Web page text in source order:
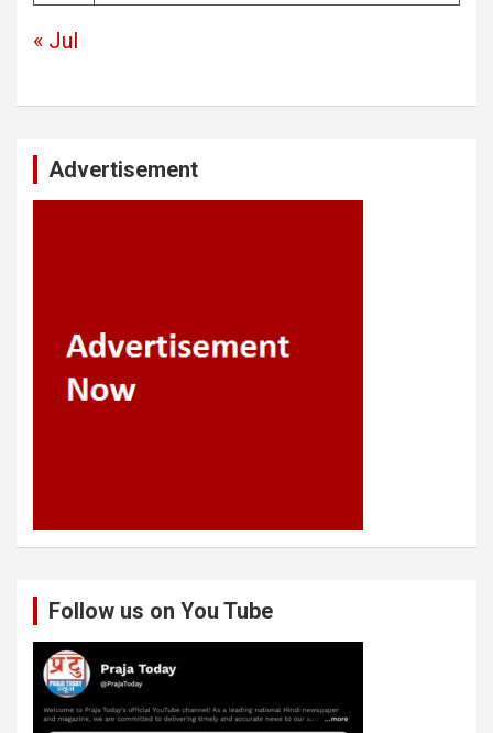
« Jul
Advertisement
Follow us on You Tube